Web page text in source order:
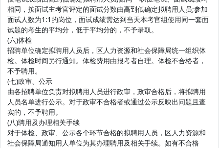
相同，按面试主考官评定的面试分数由高到低确定拟聘用人员;参加
面试人数为1:1的岗位，面试成绩需达到当天本考官组使用同一套面
试题的考生的平均分，低于平均分的，不予录取。
(六)体检
招聘单位确定拟聘用人员后，区人力资源和社会保障局统一组织体
检。体检时间另行通知。体检费用由报考者自理。体检不合格者，
不予聘用。
(七)政审、公示
由各招聘单位负责对拟聘用人员进行政审，政审合格后，将拟聘用
人员名单进行公示。对于政审不合格者或通过公示反映出问题且查
实的，不予聘用。
(八)聘用及办理相关手续
对于体检、政审、公示各个环节合格的拟聘用人员，区人力资源和
社会保障局通知用人单位为其办理聘用及相关手续。如有不合格